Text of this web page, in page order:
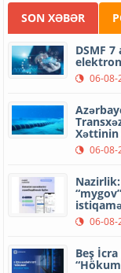
SON XƏBƏR
DSMF
06-08-
Xəttinin
06-08-
06-08-
Beş